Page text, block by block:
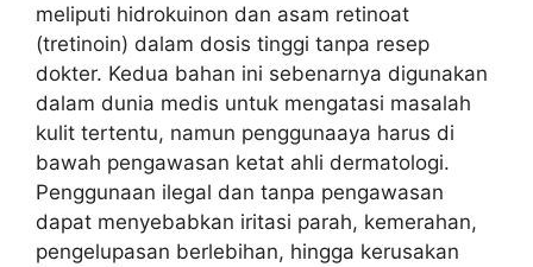
meliputi hidrokuinon dan asam retinoat
(tretinoin) dalam dosis tinggi tanpa resep
dokter. Kedua bahan ini sebenarnya digunakan
dalam dunia medis untuk mengatasi masalah
kulit tertentu, namun penggunaaya harus di
bawah pengawasan ketat ahli dermatologi.
Penggunaan ilegal dan tanpa pengawasan
dapat menyebabkan iritasi parah, kemerahan,
pengelupasan berlebihan, hingga kerusakan